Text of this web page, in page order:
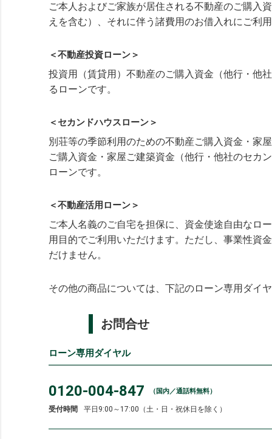
ご本人およびご家族が居住される不動産のご購入
えを含む）、それに伴う諸費用のお借入れにご利
＜不動産投資ローン＞
投資用（賃貸用）不動産のご購入資金（他行・他
るローンです。
＜セカンドハウスローン＞
別荘等の季節利用のための不動産ご購入資金・家
ご購入資金・家屋ご建築資金（他行・他社のセカ
ローンです。
＜不動産活用ローン＞
ご本人名義のご自宅を担保に、資金使途自由なロ
用目的でご利用いただけます。ただし、事業性資
だけません。
その他の商品については、下記のローン専用ダイ
お問合せ
ローン専用ダイヤル
0120-004-847 （国内／通話料無料）
受付時間 平日9:00～17:00（土・日・祝休日を除く）